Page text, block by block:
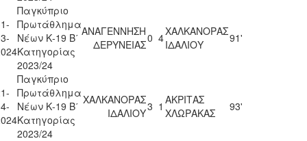
Παγκύπριο
Πρωτάθλημα
Νέων Κ-19 Β΄
Κατηγορίας
2023/24
ΑΝΑΓΕΝΝΗΣΗ
ΔΕΡΥΝΕΙΑΣ0 4ΧΑΛΚΑΝΟΡΑΣ
ΙΔΑΛΙΟΥ
91'
Παγκύπριο
Πρωτάθλημα
Νέων Κ-19 Β΄
Κατηγορίας
2023/24
ΧΑΛΚΑΝΟΡΑΣ
ΙΔΑΛΙΟΥ3 1 ΑΚΡΙΤΑΣ
ΧΛΩΡΑΚΑΣ
93'